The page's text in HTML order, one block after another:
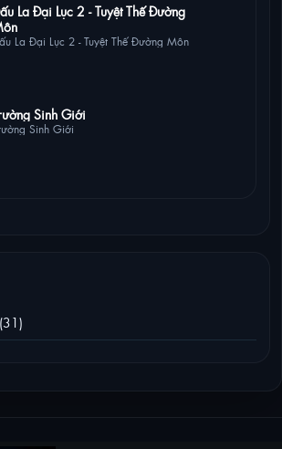
La Đại Lục 2 - Tuyệt Thế Đường
La Đại Lục 2 - Tuyệt Thế Đường Môn
Sinh Giới
Sinh Giới
(31)